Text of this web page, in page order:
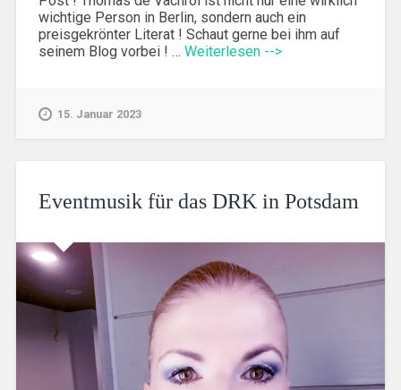
wichtige Person in Berlin, sondern auch ein
preisgekrönter Literat ! Schaut gerne bei ihm auf
seinem Blog vorbei ! … Weiterlesen -->
15. Januar 2023
Eventmusik für das DRK in Potsdam